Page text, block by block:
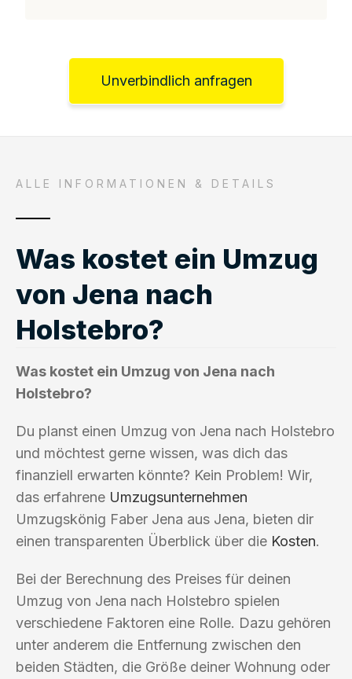
Unverbindlich anfragen
ALLE INFORMATIONEN & DETAILS
Was kostet ein Umzug
von Jena nach
Holstebro?
Was kostet ein Umzug von Jena nach
Holstebro?
Du planst einen Umzug von Jena nach Holstebro
und möchtest gerne wissen, was dich das
finanziell erwarten könnte? Kein Problem! Wir,
das erfahrene Umzugsunternehmen
Umzugskönig Faber Jena aus Jena, bieten dir
einen transparenten Überblick über die Kosten.
Bei der Berechnung des Preises für deinen
Umzug von Jena nach Holstebro spielen
verschiedene Faktoren eine Rolle. Dazu gehören
unter anderem die Entfernung zwischen den
beiden Städten, die Größe deiner Wohnung oder